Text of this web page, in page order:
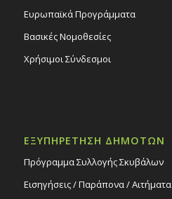
Ευρωπαϊκά Προγράμματα
Βασικές Νομοθεσίες
Χρήσιμοι Σύνδεσμοι
ΕΞΥΠΗΡΕΤΗΣΗ ΔΗΜΟΤΩΝ
Πρόγραμμα Συλλογής Σκυβάλων
Εισηγήσεις / Παράπονα / Αιτήματα